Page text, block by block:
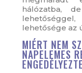
hálózatba,
lehetősége az
MIÉRT NEM
NAPELEMES